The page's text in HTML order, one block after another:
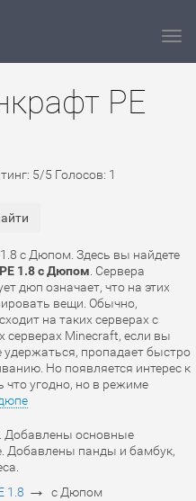
PE
5/5 Голосов: 1
с Дюпом. Здесь вы найдете
1.8 с Дюпом . Сервера
дюп означает, что на этих
вещи. Обычно,
на таких серверах с
Minecraft, если вы
удержаться, пропадает быстро
Но появляется интерес к
что угодно, но в режиме
Добавлены основные
Добавлены панды и бамбук,
1.8 → с Дюпом